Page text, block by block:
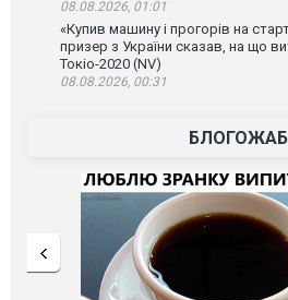
08.08.2026, 01:01
«Купив машину і прогорів на
призер з України сказав, на що
Токіо-2020 (NV)
08.08.2026, 00:31